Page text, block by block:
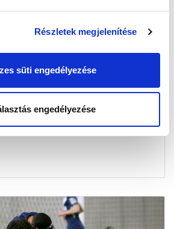
Részletek megjelenítése
süti engedélyezése
engedélyezése
a Paks elleni győzelemről,
teljesítményéről.